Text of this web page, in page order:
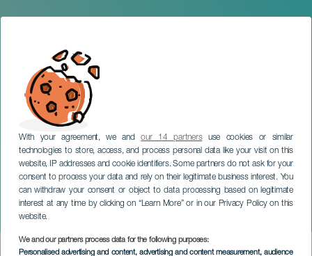
With your agreement, we andour 14 partnersuse cookies or similar
technologies to store, access, and process personal data like your visit on this
website, IP addresses and cookie identifiers. Some partners do not ask for your
consent to process your data and rely on their legitimate business interest. You
can withdraw your consent or object to data processing based on legitimate
interest at any time by clicking on “Learn More” or in our Privacy Policy on this
website.
We and our partners process data for the following purposes:
Personalised advertising and content, advertising and content measurement, audience
Empaque
GRAN CANARIA
Imagen